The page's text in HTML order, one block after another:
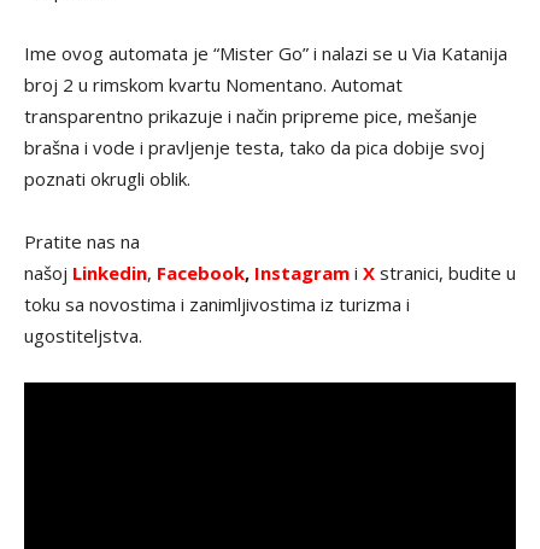
Ime ovog automata je “Mister Go” i nalazi se u Via Katanija
broj 2 u rimskom kvartu Nomentano. Automat
transparentno prikazuje i način pripreme pice, mešanje
brašna i vode i pravljenje testa, tako da pica dobije svoj
poznati okrugli oblik.
Pratite nas na
našoj Linkedin, Facebook, Instagram i X stranici, budite u
toku sa novostima i zanimljivostima iz turizma i
ugostiteljstva.